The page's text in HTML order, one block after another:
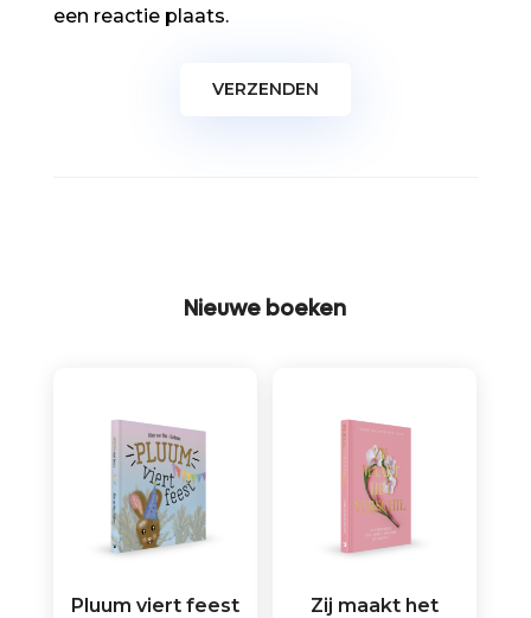
een reactie plaats.
Nieuwe boeken
Pluum viert feest
Zij maakt het